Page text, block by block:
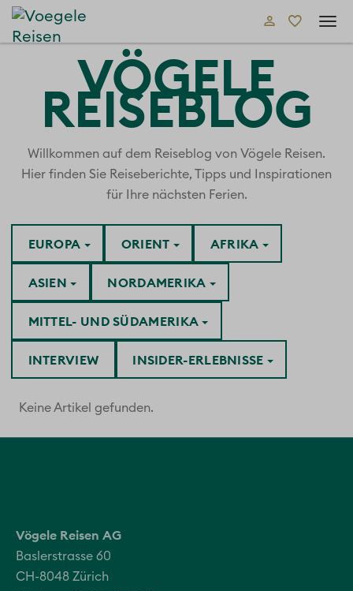
VÖGELE
REISEBLOG
Willkommen auf dem Reiseblog von Vögele Reisen.
Hier finden Sie Reiseberichte, Tipps und Inspirationen
für Ihre nächsten Ferien.
AFRIKA
ASIEN
EUROPA
INSIDER-ERLEBNISSE
INTERVIEW
MITTEL- UND SÜDAMERIKA
NORDAMERIKA
ORIENT
Keine Artikel gefunden.
Vögele Reisen AG
Baslerstrasse 60
CH-8048 Zürich